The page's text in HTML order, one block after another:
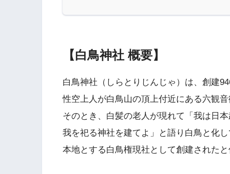
【白鳥神社 概要】
白鳥神社（しらとりじんじゃ）は、創建
性空上人が白鳥山の頂上付近にある六観
そのとき、白髪の老人が現れて「我は日
我を祀る神社を建てよ」と語り白鳥と化
本地とする白鳥権現社として創建された